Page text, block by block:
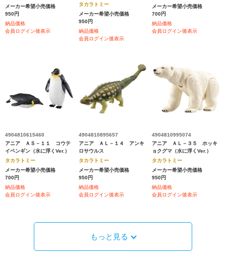
メーカー希望小売価格
950円
納品価格
会員ログイン後表示
タカラトミー
メーカー希望小売価格
950円
納品価格
会員ログイン後表示
メーカー希望小売価格
700円
納品価格
会員ログイン後表示
4904810615460
アニア ＡＳ－１１ コウテ
イペンギン（水に浮くVer.）
タカラトミー
メーカー希望小売価格
700円
納品価格
会員ログイン後表示
4904810895657
アニア ＡＬ－１４ アンキ
ロサウルス
タカラトミー
メーカー希望小売価格
950円
納品価格
会員ログイン後表示
4904810995074
アニア ＡＬ－３５ ホッキ
ョクグマ（水に浮くVer.）
タカラトミー
メーカー希望小売価格
950円
納品価格
会員ログイン後表示
もっと見る